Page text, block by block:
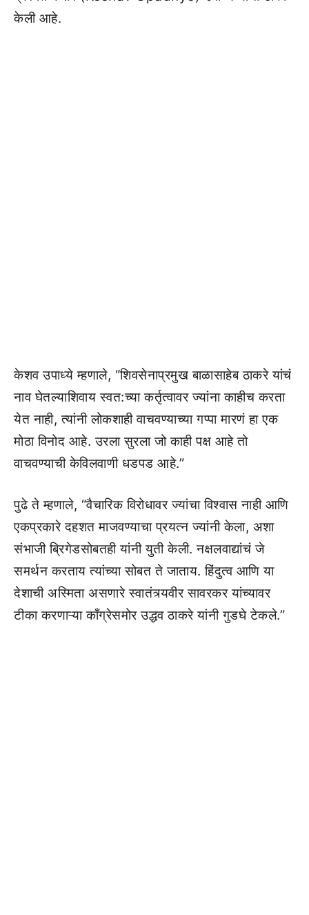
केली आहे.
केशव उपाध्ये म्हणाले, “शिवसेनाप्रमुख बाळासाहेब ठाकरे यांचं
नाव घेतल्याशिवाय स्वत:च्या कर्तृत्वावर ज्यांना काहीच करता
येत नाही, त्यांनी लोकशाही वाचवण्याच्या गप्पा मारणं हा एक
मोठा विनोद आहे. उरला सुरला जो काही पक्ष आहे तो
वाचवण्याची केविलवाणी धडपड आहे.”
पुढे ते म्हणाले, “वैचारिक विरोधावर ज्यांचा विश्वास नाही आणि
एकप्रकारे दहशत माजवण्याचा प्रयत्न ज्यांनी केला, अशा
संभाजी ब्रिगेडसोबतही यांनी युती केली. नक्षलवाद्यांचं जे
समर्थन करताय त्यांच्या सोबत ते जाताय. हिंदुत्व आणि या
देशाची अस्मिता असणारे स्वातंत्र्यवीर सावरकर यांच्यावर
टीका करणाऱ्या काँग्रेसमोर उद्धव ठाकरे यांनी गुडघे टेकले.”